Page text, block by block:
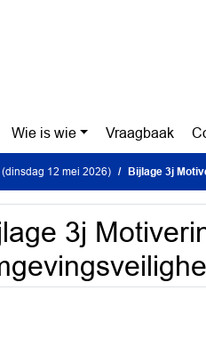
Wie is wie Vraagbaak
(dinsdag 12 mei 2026) Bijlage 3j
3j